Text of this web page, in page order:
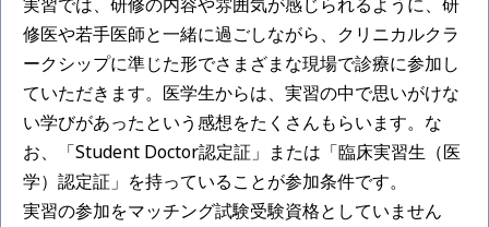
修医や若手医師と一緒に過ごしながら、クリニカルクラ
ークシップに準じた形でさまざまな現場で診療に参加し
ていただきます。医学生からは、実習の中で思いがけな
い学びがあったという感想をたくさんもらいます。な
お、「Student Doctor認定証」または「臨床実習生（医
学）認定証」を持っていることが参加条件です。
実習の参加をマッチング試験受験資格としていません